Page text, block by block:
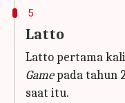
5
Latto
Latto pertama
Gamepada tahun
saat itu.